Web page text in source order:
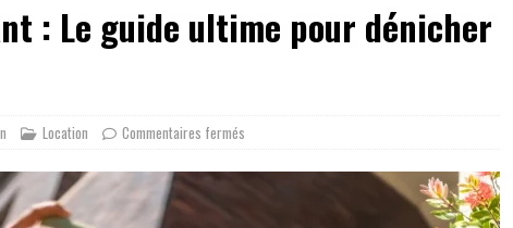
: Le guide ultime pour dénicher
Location Commentaires fermés